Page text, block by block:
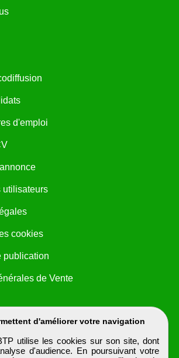
d'améliorer votre navigation
utilise les cookies sur son site, dont
d'audience. En poursuivant votre
d'emploi
utilisateurs
cookies
publication
de Vente